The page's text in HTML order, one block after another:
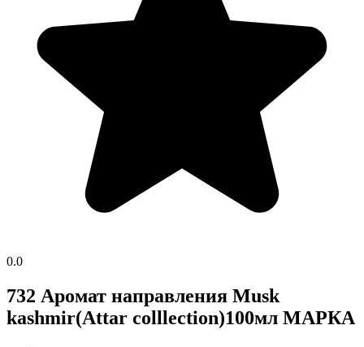
0.0
732 Аромат направления Musk
kashmir(Attar colllection)100мл МАРКА